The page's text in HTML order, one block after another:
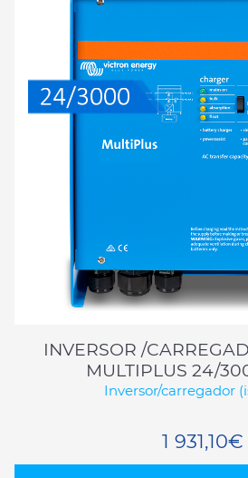
INVERSOR /
MULTIPLUS 24/
Inversor/carregador
1 931,10€